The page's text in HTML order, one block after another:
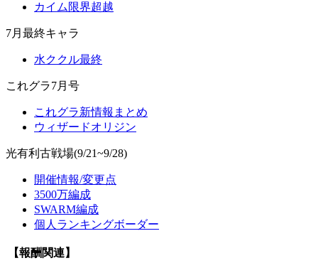
カイム限界超越
7月最終キャラ
水ククル最終
これグラ7月号
これグラ新情報まとめ
ウィザードオリジン
光有利古戦場(9/21~9/28)
開催情報/変更点
3500万編成
SWARM編成
個人ランキングボーダー
【報酬関連】